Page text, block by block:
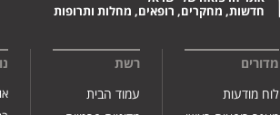
חדשות, מחקרים, רופאים, מחלות ותרופות
מדורים
לוח מודעות
רשת
עמוד הבית